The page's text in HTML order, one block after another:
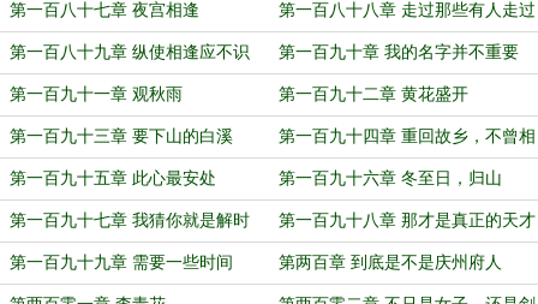
第一百八十七章 夜宫相逢 第一百八十八章 走过那些有人走过
的地方
第一百八十九章 纵使相逢应不识 第一百九十章 我的名字并不重要
第一百九十一章 观秋雨 第一百九十二章 黄花盛开
第一百九十三章 要下山的白溪 第一百九十四章 重回故乡，不曾相
逢
第一百九十五章 此心最安处 第一百九十六章 冬至日，归山
第一百九十七章 我猜你就是解时 第一百九十八章 那才是真正的天才
第一百九十九章 需要一些时间 第两百章 到底是不是庆州府人